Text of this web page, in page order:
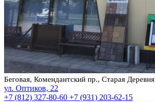
Беговая, Комендантский пр., Старая Деревня
ул. Оптиков, 22
+7 (812) 327-80-60 +7 (931) 203-62-15